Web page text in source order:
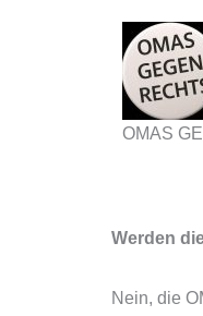
OMAS
Werden
Nein, die